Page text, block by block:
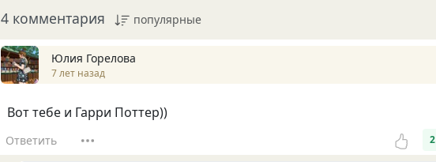
4 комментария популярные
Юлия Горелова
7 лет назад
Вот тебе и Гарри Поттер))
Ответить 2